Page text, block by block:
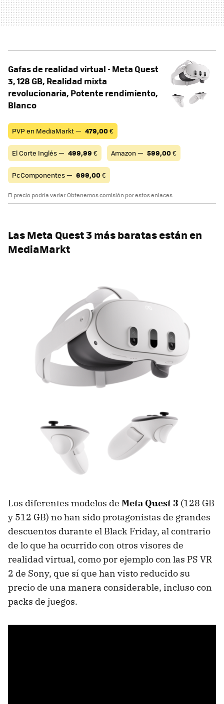
Gafas de realidad virtual - Meta Quest
3, 128 GB, Realidad mixta
revolucionaria, Potente rendimiento,
Blanco
PVP en MediaMarkt — 479,00€
El Corte Inglés — 499,99 € Amazon — 599,00€
PcComponentes — 699,00€
El precio podría variar. Obtenemos comisión por estos enlaces
Las Meta Quest 3 más baratas están en
MediaMarkt
Los diferentes modelos de Meta Quest 3 (128 GB
y 512 GB) no han sido protagonistas de grandes
descuentos durante el Black Friday, al contrario
de lo que ha ocurrido con otros visores de
realidad virtual, como por ejemplo con las PS VR
2 de Sony, que sí que han visto reducido su
precio de una manera considerable, incluso con
packs de juegos.